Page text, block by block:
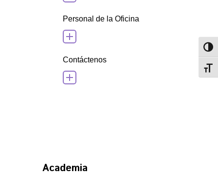
Personal de la Oficina
Contáctenos
Academia